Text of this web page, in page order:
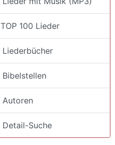
TOP 100 Lieder
Liederbücher
Bibelstellen
Autoren
Detail-Suche